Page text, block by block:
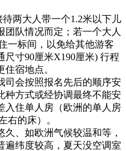
两大人带一个1.2米以下儿
队情况而定；若一个大人
一标间，以免给其他游客
寸90厘米X190厘米) 行程
宿地点。
司会按照报名先后的顺序安
种方式或经协调最终不能安
入住单人房（欧洲的单人房
右的床）。
、如欧洲气候较温和等，
遍纬度较高，夏天没空调室